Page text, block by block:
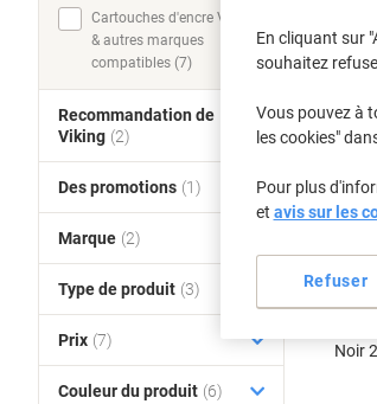
Noir
Cartouches d'encre Viking
& autres marques
compatibles (7)
Recommandation de
Viking (2)
Des promotions (1)
Marque (2)
Type de produit (3)
Prix (7)
Couleur du produit (6)
En cliquant sur
souhaitez
Vous pouvez à
les cookies"
Pour plus
et avis sur les
Refuser